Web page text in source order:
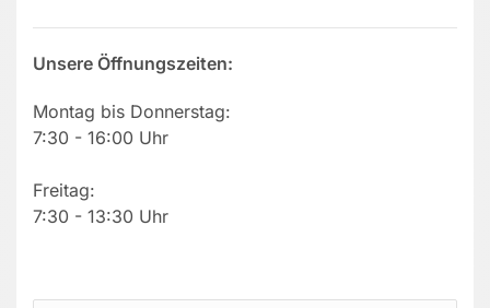
Unsere Öffnungszeiten:
Montag bis Donnerstag:
7:30 - 16:00 Uhr
Freitag:
7:30 - 13:30 Uhr